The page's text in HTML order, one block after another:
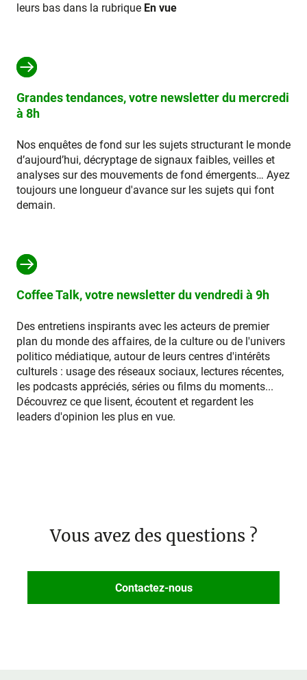
leurs bas dans la rubrique En vue
Grandes tendances, votre newsletter du mercredi
à 8h
Nos enquêtes de fond sur les sujets structurant le monde
d’aujourd’hui, décryptage de signaux faibles, veilles et
analyses sur des mouvements de fond émergents… Ayez
toujours une longueur d'avance sur les sujets qui font
demain.
Coffee Talk, votre newsletter du vendredi à 9h
Des entretiens inspirants avec les acteurs de premier
plan du monde des affaires, de la culture ou de l'univers
politico médiatique, autour de leurs centres d'intérêts
culturels : usage des réseaux sociaux, lectures récentes,
les podcasts appréciés, séries ou films du moments...
Découvrez ce que lisent, écoutent et regardent les
leaders d'opinion les plus en vue.
Vous avez des questions ?
Contactez-nous